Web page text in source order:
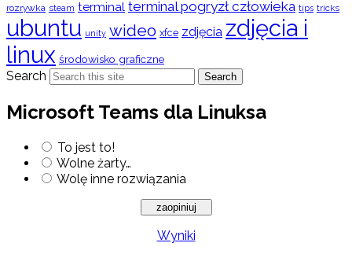
rozrywka steam terminal terminal pogryzł człowieka tips tricks
ubuntu unity wideo xfce zdjęcia zdjęcia i
linux środowisko graficzne
Search Search
Microsoft Teams dla Linuksa
To jest to!
Wolne żarty…
Wolę inne rozwiązania
Wyniki